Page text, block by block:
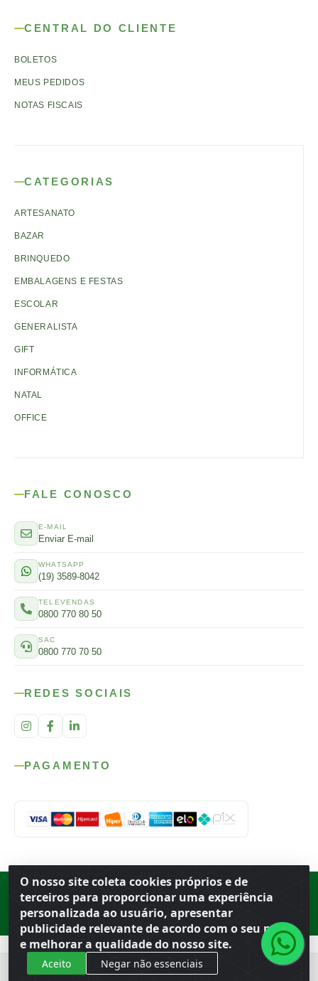
O nosso site coleta cookies próprios e de
terceiros para proporcionar uma experiência
personalizada ao usuário, apresentar
publicidade relevante de acordo com o seu perfil
e melhorar a qualidade do nosso site.
Aceito
Negar não essenciais
CENTRAL DO CLIENTE
BOLETOS
MEUS PEDIDOS
NOTAS FISCAIS
CATEGORIAS
ARTESANATO
BAZAR
BRINQUEDO
EMBALAGENS E FESTAS
ESCOLAR
GENERALISTA
GIFT
INFORMÁTICA
NATAL
OFFICE
FALE CONOSCO
E-MAIL
Enviar E-mail
WHATSAPP
(19) 3589-8042
TELEVENDAS
0800 770 80 50
SAC
0800 770 70 50
REDES SOCIAIS
PAGAMENTO
Rod. SP-215, s/n, km 98 — Área Rural Porto Ferreira ·BR
· CEP
· CNPJ 56.679.863/0001-91
© 2026 Atacado Ideal